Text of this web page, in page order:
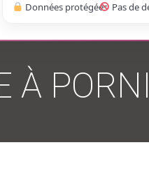
Données protégées Pas de
À